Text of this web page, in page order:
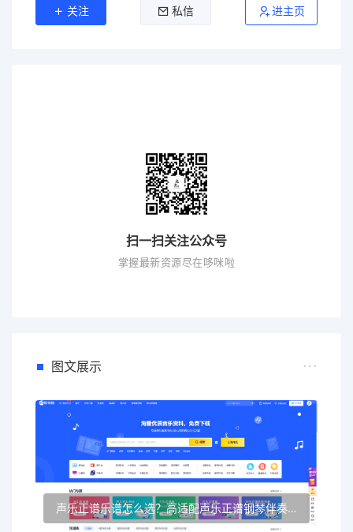
关注 私信 进主页
扫一扫关注公众号
掌握最新资源尽在哆咪啦
图文展示
声乐正谱乐谱怎么选？高适配声乐正谱钢琴伴奏资源推荐